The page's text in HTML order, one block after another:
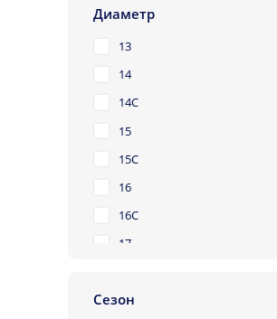
75
80
85
Диаметр
13
14
14C
15
15C
16
16C
17
19
Сезон